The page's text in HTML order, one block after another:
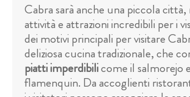
Cabra sarà anche una piccola città,
attività e attrazioni incredibili per i
dei motivi principali per visitare
deliziosa cucina tradizionale, che
piatti imperdibilicome il salmorejo
flamenquin. Da accoglienti